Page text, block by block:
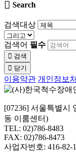
Search
검색대상
검색어 필수
검색
닫기
이용약관 개인정보
[07236] 서울특별시
동 이룸센터)
TEL: 02)786-8483
FAX: 02)786-8473
사업자번호: 416-82-